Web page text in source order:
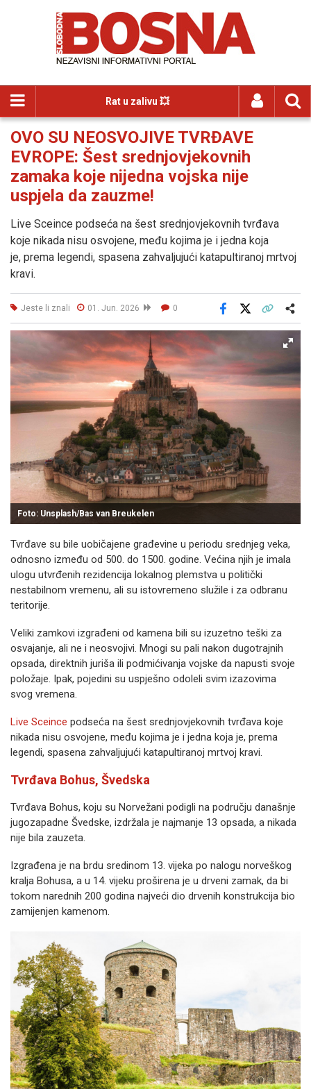
Rat u zalivu 💥
OVO SU NEOSVOJIVE TVRĐAVE
EVROPE: Šest srednjovjekovnih
zamaka koje nijedna vojska nije
uspjela da zauzme!
Live Sceince podseća na šest srednjovjekovnih tvrđava
koje nikada nisu osvojene, među kojima je i jedna koja
je, prema legendi, spasena zahvaljujući katapultiranoj mrtvoj
kravi.
Jeste li znali 01. Jun. 2026 0
Facebook
Foto: Unsplash/Bas van Breukelen
Tvrđave su bile uobičajene građevine u periodu srednjeg veka,
odnosno između od 500. do 1500. godine. Većina njih je imala
ulogu utvrđenih rezidencija lokalnog plemstva u politički
nestabilnom vremenu, ali su istovremeno služile i za odbranu
teritorije.
Veliki zamkovi izgrađeni od kamena bili su izuzetno teški za
osvajanje, ali ne i neosvojivi. Mnogi su pali nakon dugotrajnih
opsada, direktnih juriša ili podmićivanja vojske da napusti svoje
položaje. Ipak, pojedini su uspješno odoleli svim izazovima
svog vremena.
Live Sceince podseća na šest srednjovjekovnih tvrđava koje
nikada nisu osvojene, među kojima je i jedna koja je, prema
legendi, spasena zahvaljujući katapultiranoj mrtvoj kravi.
Tvrđava Bohus, Švedska
Tvrđava Bohus, koju su Norvežani podigli na području današnje
jugozapadne Švedske, izdržala je najmanje 13 opsada, a nikada
nije bila zauzeta.
Izgrađena je na brdu sredinom 13. vijeka po nalogu norveškog
kralja Bohusa, a u 14. vijeku proširena je u drveni zamak, da bi
tokom narednih 200 godina najveći dio drvenih konstrukcija bio
zamijenjen kamenom.